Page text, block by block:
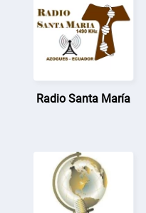
Radio Santa María